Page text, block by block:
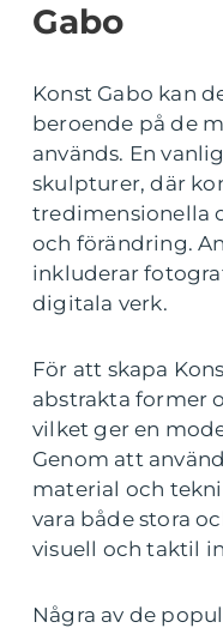
Gabo
Konst Gabo kan
beroende på de
används. En
skulpturer, där
tredimensionella
och förändring.
inkluderar
digitala verk.
För att skapa
abstrakta former
vilket ger en
Genom att
material och
vara både stora
visuell och taktil
Några av de